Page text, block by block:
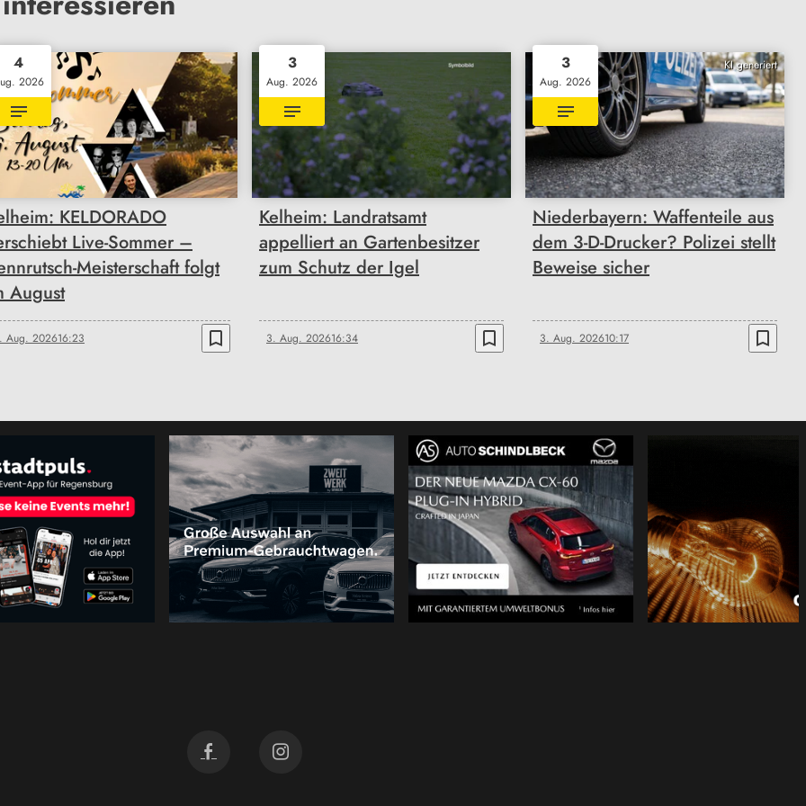
4
2026
KELDORADO
Live-Sommer –
Meisterschaft folgt
August
Aug. 202616:23 bookmark_border
3
Aug. 2026
Kelheim: Landratsamt
appelliert an Gartenbesitzer
zum Schutz der Igel
3. Aug. 202616:34 bookmark_border
KI generiert
3
Aug. 2026
Niederbayern: Waffenteile aus
dem 3-D-Drucker? Polizei stellt
Beweise sicher
3. Aug. 202610:17 bookmark_border